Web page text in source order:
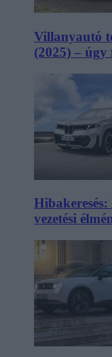
Villanyautó
(2025) – úgy
vezetési